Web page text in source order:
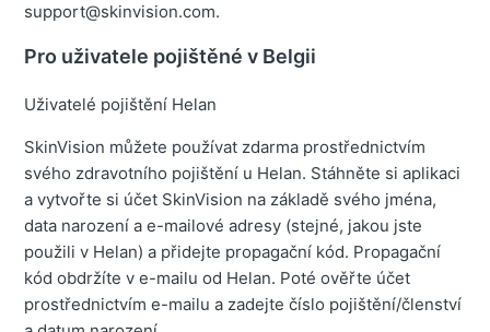
support@skinvision.com.
Pro uživatele pojištěné v Belgii
Uživatelé pojištění Helan
SkinVision můžete používat zdarma prostřednictvím
svého zdravotního pojištění u Helan. Stáhněte si aplikaci
a vytvořte si účet SkinVision na základě svého jména,
data narození a e-mailové adresy (stejné, jakou jste
použili v Helan) a přidejte propagační kód. Propagační
kód obdržíte v e-mailu od Helan. Poté ověřte účet
prostřednictvím e-mailu a zadejte číslo pojištění/členství